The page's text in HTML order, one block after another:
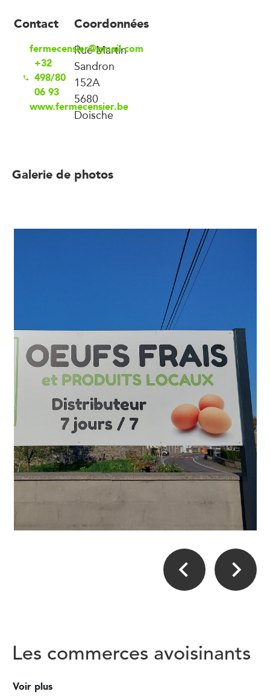
Contact
fermecensier@gmail.com
+32
498/80
06 93
www.fermecensier.be
Coordonnées
Rue Martin
Sandron
152A
5680
Doische
Galerie de photos
Les commerces avoisinants
Voir plus